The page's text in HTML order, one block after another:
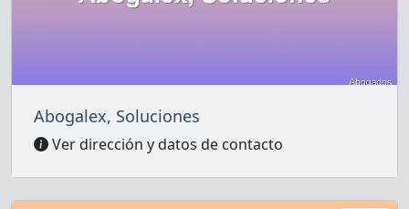
Abogalex, Soluciones
Ver dirección y datos de contacto